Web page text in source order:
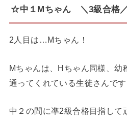
☆中１Mちゃん ＼3級合格／
2人目は…Mちゃん！
Mちゃんは、Hちゃん同様、幼
通ってくれている生徒さんです
中２の間に凖2級合格目指して